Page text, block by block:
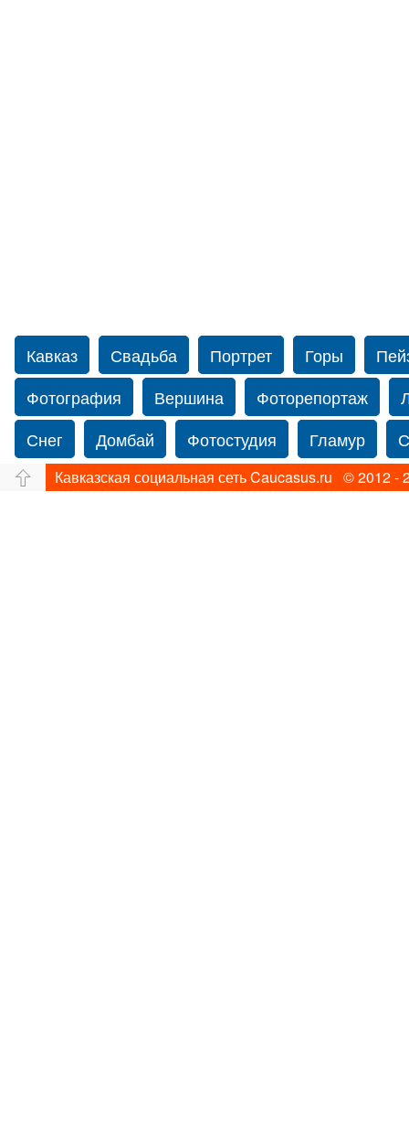
Кавказ Свадьба Портрет Горы
Фотография
Вершина Фоторепортаж
Снег
Домбай Фотостудия Гламур
Путешествие
Перевал Ущелье
Кавказская социальная сеть Caucasus.ru © 2012 -